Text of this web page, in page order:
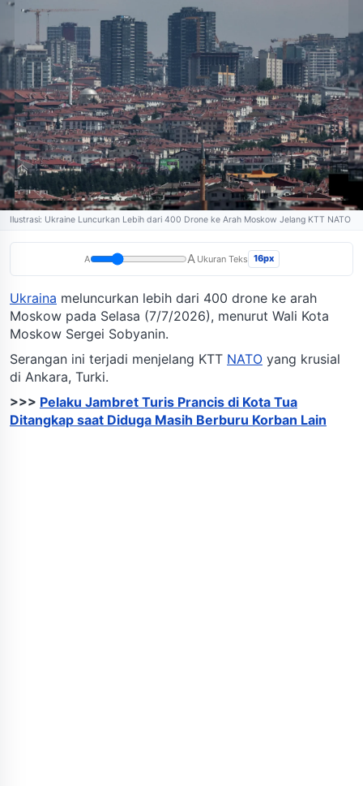
Ilustrasi: Ukraine Luncurkan Lebih dari 400 Drone ke Arah Moskow Jelang KTT NATO
A A Ukuran Teks 16px
Ukraina meluncurkan lebih dari 400 drone ke arah
Moskow pada Selasa (7/7/2026), menurut Wali Kota
Moskow Sergei Sobyanin.
Serangan ini terjadi menjelang KTT NATO yang krusial
di Ankara, Turki.
>>> Pelaku Jambret Turis Prancis di Kota Tua
Ditangkap saat Diduga Masih Berburu Korban Lain